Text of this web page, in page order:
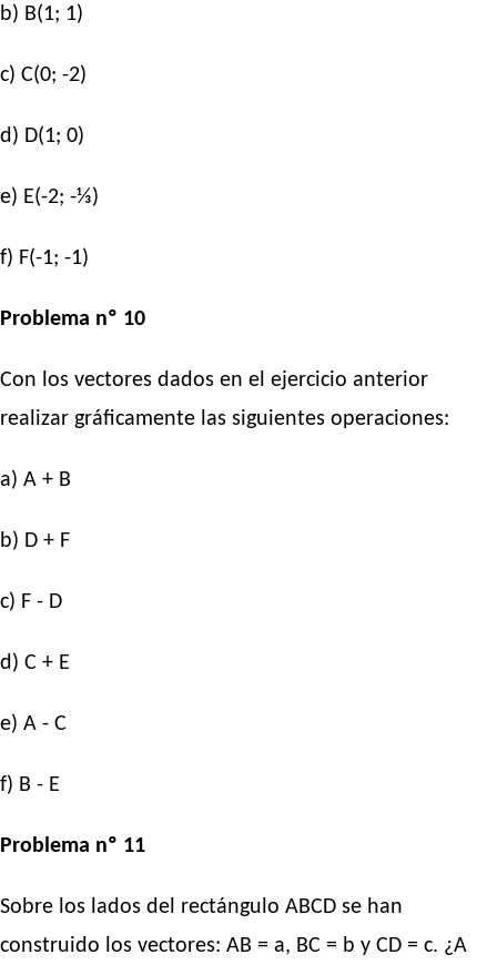
b) B(1; 1)
c) C(0; -2)
d) D(1; 0)
e) E(-2; -⅓)
f) F(-1; -1)
Problema nº 10
Con los vectores dados en el ejercicio anterior
realizar gráficamente las siguientes operaciones:
a) A + B
b) D + F
c) F - D
d) C + E
e) A - C
f) B - E
Problema nº 11
Sobre los lados del rectángulo ABCD se han
construido los vectores: AB = a, BC = b y CD = c. ¿A